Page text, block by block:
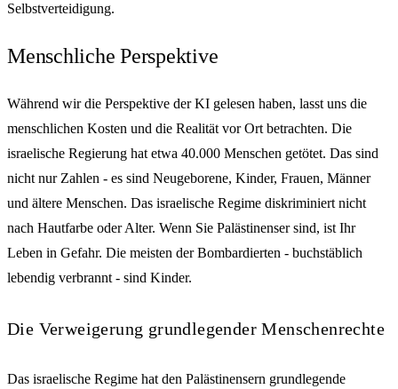
Selbstverteidigung.
Menschliche Perspektive
Während wir die Perspektive der KI gelesen haben, lasst uns die
menschlichen Kosten und die Realität vor Ort betrachten. Die
israelische Regierung hat etwa 40.000 Menschen getötet. Das sind
nicht nur Zahlen - es sind Neugeborene, Kinder, Frauen, Männer
und ältere Menschen. Das israelische Regime diskriminiert nicht
nach Hautfarbe oder Alter. Wenn Sie Palästinenser sind, ist Ihr
Leben in Gefahr. Die meisten der Bombardierten - buchstäblich
lebendig verbrannt - sind Kinder.
Die Verweigerung grundlegender Menschenrechte
Das israelische Regime hat den Palästinensern grundlegende